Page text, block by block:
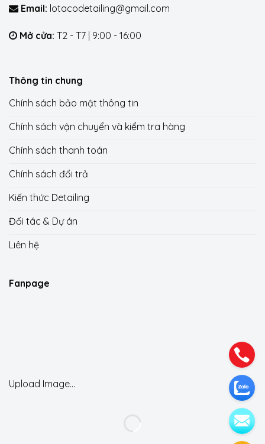
Email: lotacodetailing@gmail.com
Mở cửa: T2 - T7 | 9:00 - 16:00
Thông tin chung
Chính sách bảo mật thông tin
Chính sách vận chuyển và kiểm tra hàng
Chính sách thanh toán
Chính sách đổi trả
Kiến thức Detailing
Đối tác & Dự án
Liên hệ
Fanpage
Upload Image...